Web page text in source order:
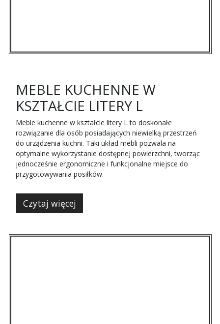
MEBLE KUCHENNE W
KSZTAŁCIE LITERY L
Meble kuchenne w kształcie litery L to doskonałe
rozwiązanie dla osób posiadających niewielką przestrzeń
do urządzenia kuchni. Taki układ mebli pozwala na
optymalne wykorzystanie dostępnej powierzchni, tworząc
jednocześnie ergonomiczne i funkcjonalne miejsce do
przygotowywania posiłków.
Czytaj więcej